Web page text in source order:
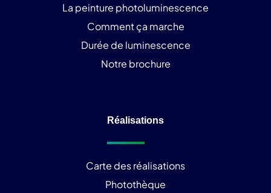
La peinture photoluminescence
Comment ça marche
Durée de luminescence
Notre brochure
Réalisations
Carte des réalisations
Photothèque